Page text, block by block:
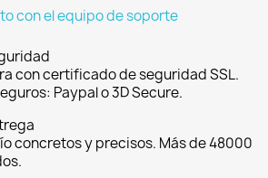
con el equipo de soporte
con certificado de seguridad SSL.
Paypal o 3D Secure.
concretos y precisos. Más de 48000